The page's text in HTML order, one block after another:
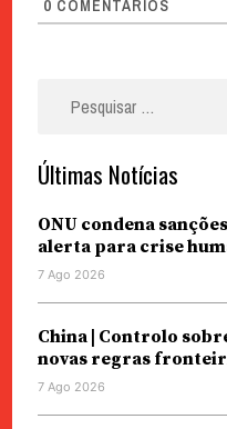
0 COMENTÁRIOS
Últimas Notícias
ONU condena
alerta para crise
7 Ago 2026
China | Controlo
novas regras
7 Ago 2026